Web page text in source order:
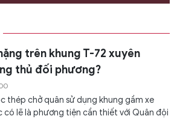
trên khung T-72 xuyên
thủ đối phương?
thép chở quân sử dụng khung gầm xe
có lẽ là phương tiện cần thiết với Quân đội